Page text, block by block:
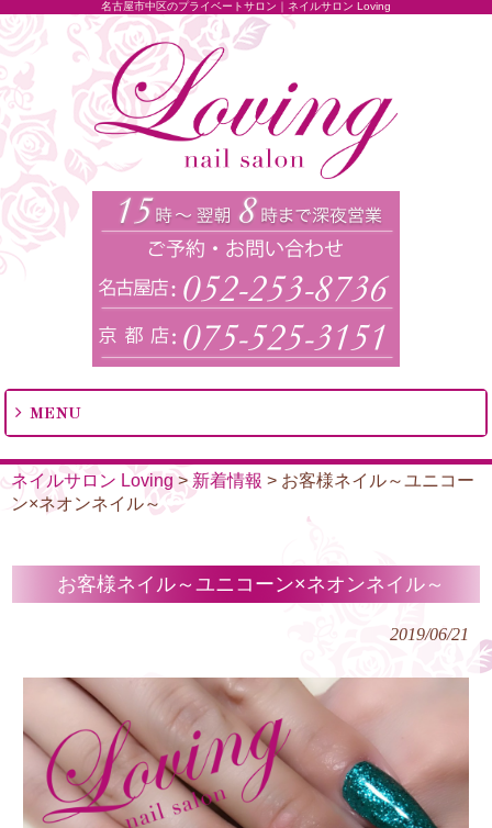
名古屋市中区のプライベートサロン｜ネイルサロン Loving
MENU
ネイルサロン Loving> 新着情報 > お客様ネイル～ユニコー
ン×ネオンネイル～
お客様ネイル～ユニコーン×ネオンネイル～
2019/06/21